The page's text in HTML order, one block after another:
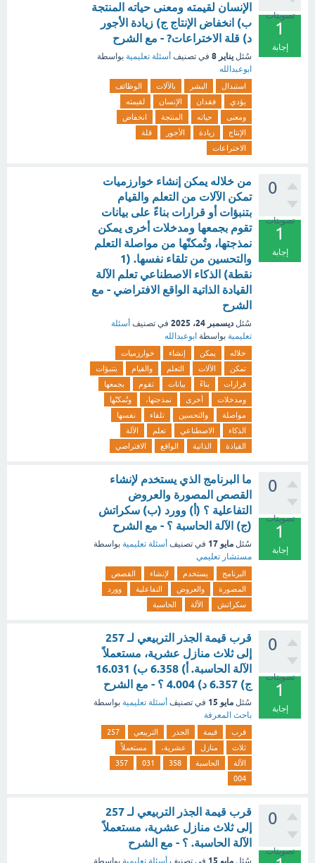
تصويتات
1
إجابة
الإنسان لقيمته ومعنى حياته المنتجة
ب) انخفاض الإنتاج ج) زيادة الأجور
د) قلة الاختراعات? - مع الشرح
سُئل يناير 8 في تصنيف أسئلة تعليمية بواسطة
ابوعبدالله
استبدال البشر بالآلات
الوظائف
يؤدي
فقدان الإنسان
لقيمته
ومعنى
حياته المنتجة
انخفاض
الإنتاج
زيادة الأجور
قلة
الاختراعات
0
تصويتات
1
إجابة
من خلاله يمكن إنشاء خوارزميات
تمكن الآلات من التعلم والقيام
بتنبؤات أو قرارات بناءً على بيانات
تقوم بجمعها ومدخلات أخرى يمكن
نمذجتها، وتُمكنّها من مواصلة التعلم
والتحسين من تلقاء نفسها. (1
نقطة) الذكاء الاصطناعي تعلم الآلة
القيادة الذاتية الواقع الافتراضي - مع
الشرح
سُئل ديسمبر 24، 2025 في تصنيف أسئلة
تعليمية بواسطة ابوعبدالله
خلاله يمكن إنشاء
خوارزميات
تمكن
الآلات التعلم والقيام
بتنبؤات
قرارات
بناءً بيانات تقوم
بجمعها
ومدخلات
أخرى نمذجتها،
وتُمكنّها
مواصلة
والتحسين تلقاء
نفسها
الذكاء
الاصطناعي تعلم
الآلة
القيادة
الذاتية الواقع الافتراضي
0
تصويتات
1
إجابة
ما البرنامج الذي يستخدم لإنشاء
القصص المصورة والعروض
التفاعلية ؟ (أ) وورد (ب) سكراتش
(ج) الآلة الحاسبة ؟ - مع الشرح
سُئل مايو 17 في تصنيف أسئلة تعليمية بواسطة
مستشار تعليمي
البرنامج يستخدم لإنشاء
القصص
المصورة
والعروض التفاعلية
وورد
سكراتش
الآلة الحاسبة
0
تصويتات
1
إجابة
قرب قيمة الجذر التربيعي لـ 257
إلى ثلاث منازل عشرية، مستعملاً
الآلة الحاسبة. أ) 6.358 ب) 16.031
ج) 6.357 د) 4.004 ؟ - مع الشرح
سُئل مايو 15 في تصنيف أسئلة تعليمية بواسطة
باحث المعرفة
قرب قيمة الجذر التربيعي
257
ثلاث
منازل عشرية،
مستعملاً
الآلة
الحاسبة 358
031
357
004
0
تصويتات
قرب قيمة الجذر التربيعي لـ 257
إلى ثلاث منازل عشرية، مستعملاً
الآلة الحاسبة. ؟ - مع الشرح
سُئل مايو 15 في تصنيف أسئلة تعليمية بواسطة